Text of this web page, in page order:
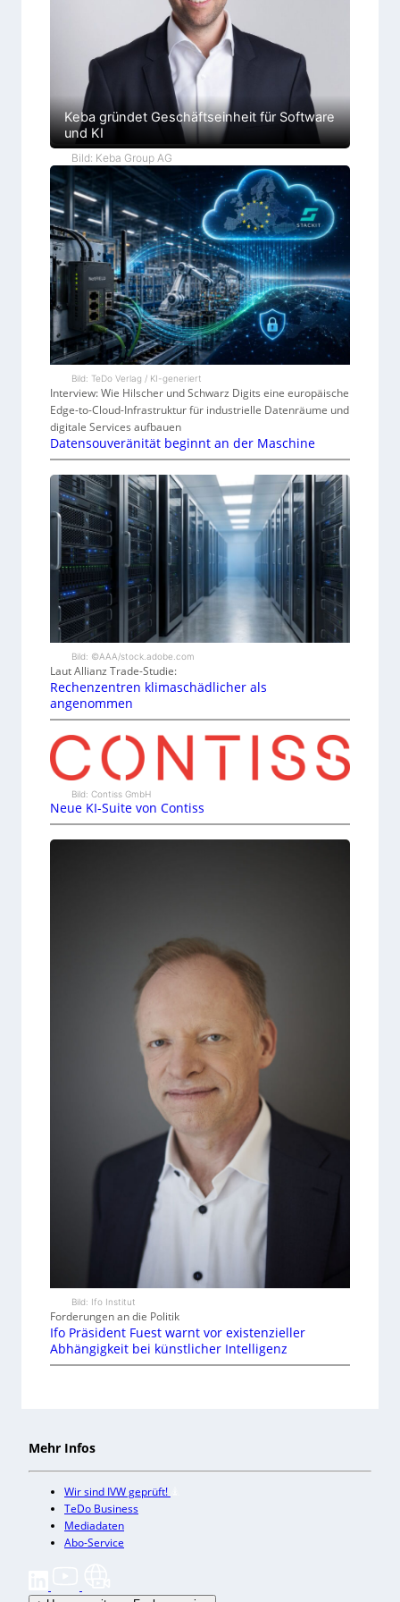
Keba gründet Geschäftseinheit für Software
und KI
Bild: Keba Group AG
Bild: TeDo Verlag / KI-generiert
Interview: Wie Hilscher und Schwarz Digits eine europäische
Edge-to-Cloud-Infrastruktur für industrielle Datenräume und
digitale Services aufbauen
Datensouveränität beginnt an der Maschine
Bild: ©AAA/stock.adobe.com
Laut Allianz Trade-Studie:
Rechenzentren klimaschädlicher als
angenommen
Bild: Contiss GmbH
Neue KI-Suite von Contiss
Bild: Ifo Institut
Forderungen an die Politik
Ifo Präsident Fuest warnt vor existenzieller
Abhängigkeit bei künstlicher Intelligenz
Mehr Infos
Wir sind IVW geprüft!
TeDo Business
Mediadaten
Abo-Service